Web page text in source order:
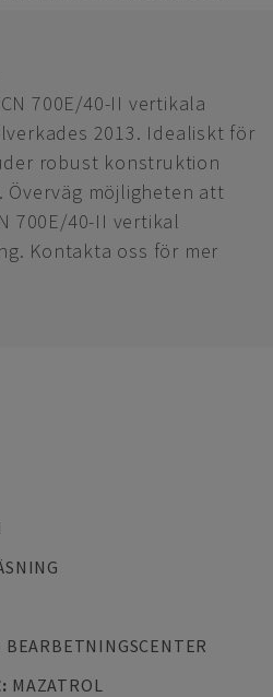
700E/40-II vertikala
2013. Idealiskt för
robust konstruktion
möjligheten att
700E/40-II vertikal
Kontakta oss för mer
BEARBETNINGSCENTER
: MAZATROL